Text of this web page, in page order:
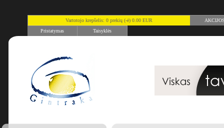
Vartotojo krepšelis: 0 prekių (-ė) 0.00 EUR
Pristatymas
Taisyklės